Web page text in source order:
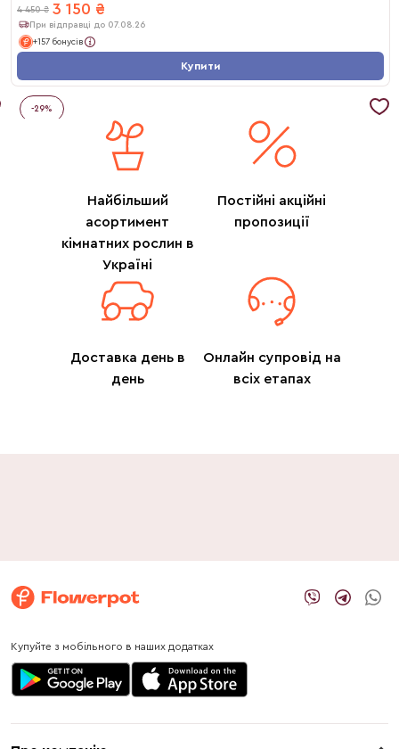
4 450 ₴ 3 150 ₴
При відправці до 07.08.26
+157 бонусів
Купити
-29%
Найбільший
асортимент
кімнатних рослин в
Україні
Постійні акційні
пропозиції
Доставка день в
день
Онлайн супровід на
всіх етапах
Купуйте з мобільного в наших додатках